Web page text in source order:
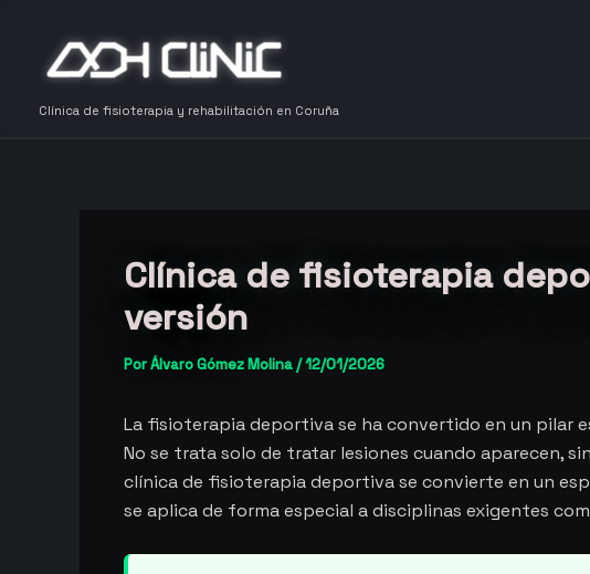
contenido
Clínica de fisioterapia y rehabilitación en Coruña
Clínica de fisioterapia
versión
PorÁlvaro Gómez Molina/12/01/2026
La fisioterapia deportiva se ha convertido en un pilar
No se trata solo de tratar lesiones cuando aparecen,
clínica de fisioterapia deportiva se convierte en un
se aplica de forma especial a disciplinas exigentes